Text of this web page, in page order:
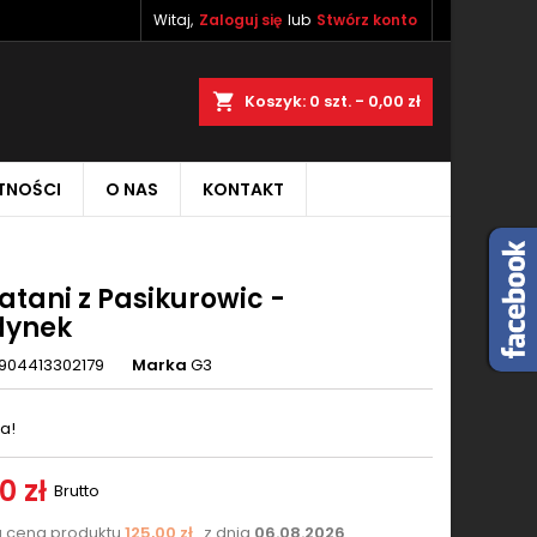
Witaj, Zaloguj się lub Stwórz konto
Koszyk 0 szt. - 0,00 zł
O NAS KONTAKT
z Pasikurowic -
Marka G3
zł Brutto